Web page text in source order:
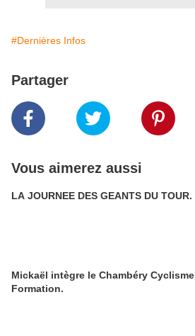
#Dernières Infos
Partager
Vous aimerez aussi
LA JOURNEE DES GEANTS DU TOUR.
Mickaël intègre le Chambéry Cyclisme
Formation.